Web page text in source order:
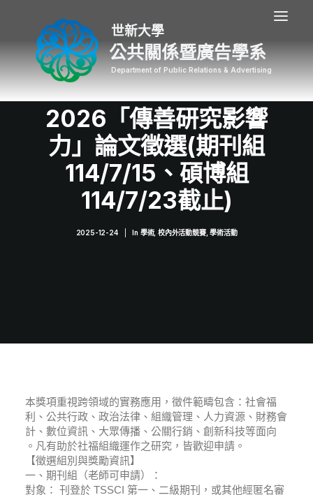
公共關係暨廣告學系
2026「傳善研究影響
力」論文徵選(期刊組
114/7/15、碩博組
114/7/23截止)
2025-12-24 In 學術, 校內外活動競賽,學術活動
本獎項重視跨領域的實務應用，徵件範疇包含：社會福
利、公共行政、政治法律、組織管理、人力資源、財務會
計、數位資訊、大眾傳播、公關行銷、創新科技等面向
。凡有助於社福組織運作之研究，皆歡迎申請。
【徵選組別與獎勵資訊】
一、期刊組（老師可申請）：
對象： 刊登於 TSSCI 第一、二級期刊，或其他經匿名審